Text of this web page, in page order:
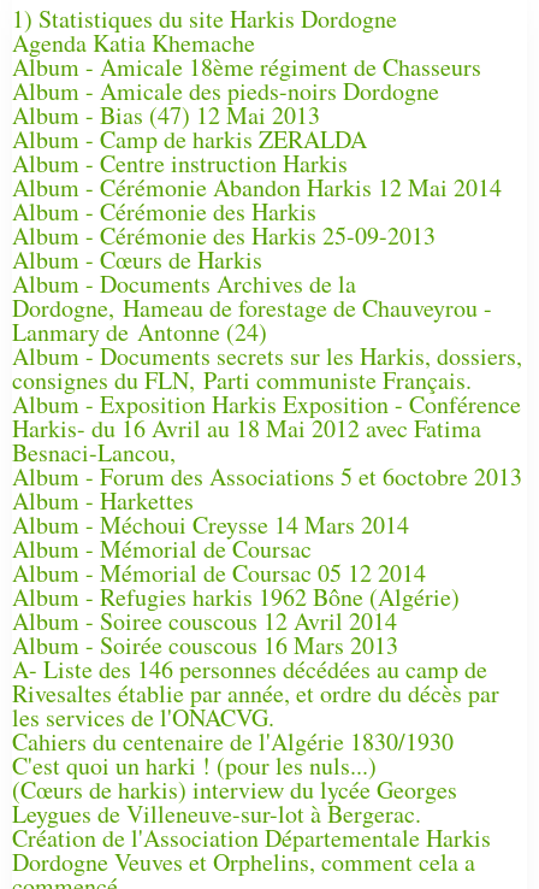
1) Statistiques du site Harkis Dordogne
Agenda Katia Khemache
Album - Amicale 18ème régiment de Chasseurs
Album - Amicale des pieds-noirs Dordogne
Album - Bias (47) 12 Mai 2013
Album - Camp de harkis ZERALDA
Album - Centre instruction Harkis
Album - Cérémonie Abandon Harkis 12 Mai 2014
Album - Cérémonie des Harkis
Album - Cérémonie des Harkis 25-09-2013
Album - Cœurs de Harkis
Album - Documents Archives de la
Dordogne, Hameau de forestage de Chauveyrou -
Lanmary de Antonne (24)
Album - Documents secrets sur les Harkis, dossiers,
consignes du FLN, Parti communiste Français.
Album - Exposition Harkis Exposition - Conférence
Harkis- du 16 Avril au 18 Mai 2012 avec Fatima
Besnaci-Lancou,
Album - Forum des Associations 5 et 6octobre 2013
Album - Harkettes
Album - Méchoui Creysse 14 Mars 2014
Album - Mémorial de Coursac
Album - Mémorial de Coursac 05 12 2014
Album - Refugies harkis 1962 Bône (Algérie)
Album - Soiree couscous 12 Avril 2014
Album - Soirée couscous 16 Mars 2013
A- Liste des 146 personnes décédées au camp de
Rivesaltes établie par année, et ordre du décès par
les services de l'ONACVG.
Cahiers du centenaire de l'Algérie 1830/1930
C'est quoi un harki ! (pour les nuls...)
(Cœurs de harkis) interview du lycée Georges
Leygues de Villeneuve-sur-lot à Bergerac.
Création de l'Association Départementale Harkis
Dordogne Veuves et Orphelins, comment cela a